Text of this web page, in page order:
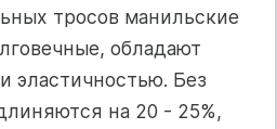
тросов манильские
обладают
эластичностью. Без
на 20 - 25%,